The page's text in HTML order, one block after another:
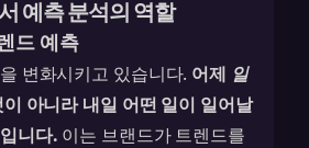
예측 분석의 역할
드 예측
변화시키고 있습니다. 어제 일
아니라 내일 어떤 일이 일어날
니다. 이는 브랜드가 트렌드를